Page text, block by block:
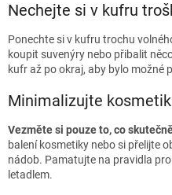
Nechejte si v kufru
Ponechte si v kufru trochu
koupit suvenýry nebo přibalit
kufr až po okraj, aby bylo možné
Minimalizujte
Vezměte si pouze to, co
balení kosmetiky nebo si přelijte
nádob. Pamatujte na pravidla
letadlem.